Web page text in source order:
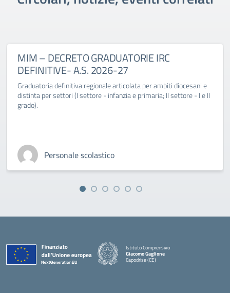
MIM – DECRETO GRADUATORIE IRC
DEFINITIVE- A.S. 2026-27
Graduatoria definitiva regionale articolata per ambiti diocesani e
distinta per settori (I settore - infanzia e primaria; II settore - I e II
grado).
Personale scolastico
Istituto Comprensivo
Giacomo Gaglione
Capodrise (CE)
— Visita la pagina iniziale della scuola